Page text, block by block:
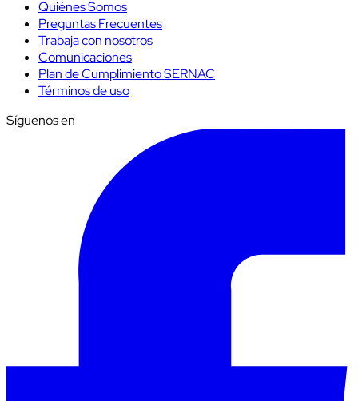
Quiénes Somos
Preguntas Frecuentes
Trabaja con nosotros
Comunicaciones
Plan de Cumplimiento SERNAC
Términos de uso
Síguenos en